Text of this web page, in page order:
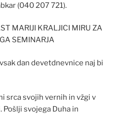
(040 207 721).
MARIJI KRALJICI MIRU ZA
SEMINARJA
dan devetdnevnice naj bi
srca svojih vernih in vžgi v
svojega Duha in